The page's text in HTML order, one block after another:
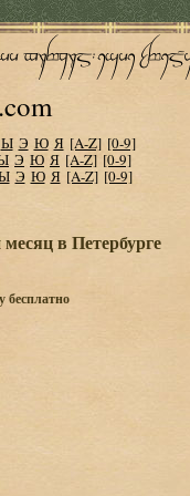
Ы Э Ю Я [A-Z] [0-9]
Э Ю Я [A-Z] [0-9]
Э Ю Я [A-Z] [0-9]
в Петербурге
бесплатно